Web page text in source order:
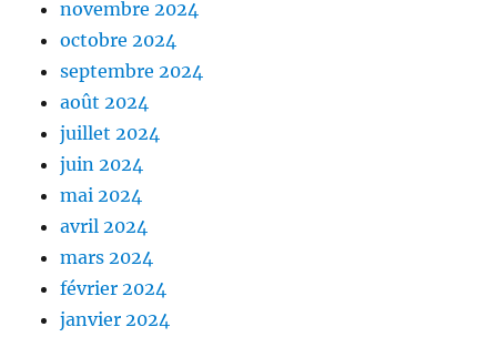
novembre 2024
octobre 2024
septembre 2024
août 2024
juillet 2024
juin 2024
mai 2024
avril 2024
mars 2024
février 2024
janvier 2024